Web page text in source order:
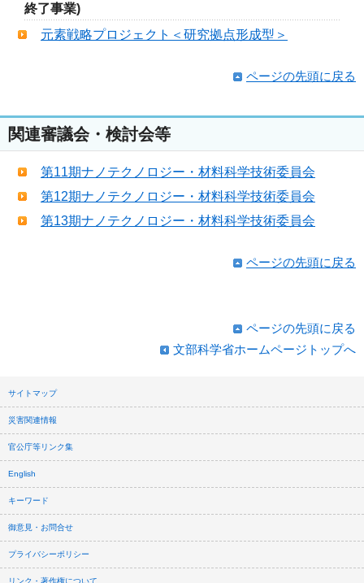
終了事業)
元素戦略プロジェクト＜研究拠点形成型＞
ページの先頭に戻る
関連審議会・検討会等
第11期ナノテクノロジー・材料科学技術委員会
第12期ナノテクノロジー・材料科学技術委員会
第13期ナノテクノロジー・材料科学技術委員会
ページの先頭に戻る
ページの先頭に戻る
文部科学省ホームページトップへ
サイトマップ
災害関連情報
官公庁等リンク集
English
キーワード
御意見・お問合せ
プライバシーポリシー
リンク・著作権について